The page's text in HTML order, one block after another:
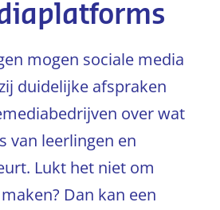
mogen sociale media
duidelijke afspraken
over wat
van leerlingen en
Lukt het niet om
Dan kan een